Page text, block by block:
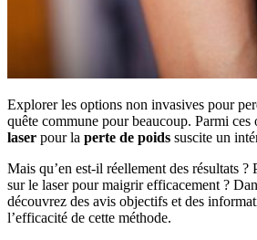
Explorer les options non invasives pour
quête commune pour beaucoup. Parmi ces
laser pour la perte de poids suscite un
Mais qu’en est-il réellement des résultats
sur le laser pour maigrir efficacement ?
découvrez des avis objectifs et des
l’efficacité de cette méthode.